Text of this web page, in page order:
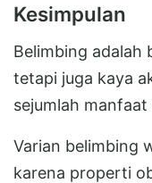
Kesimpulan
Belimbing adalah
tetapi juga kaya
sejumlah
Varian belimbing
karena properti